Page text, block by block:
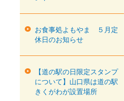
お食事処よもやま ５月定
休日のお知らせ
【道の駅の日限定スタンプ
について】山口県は道の駅
きくがわが設置場所